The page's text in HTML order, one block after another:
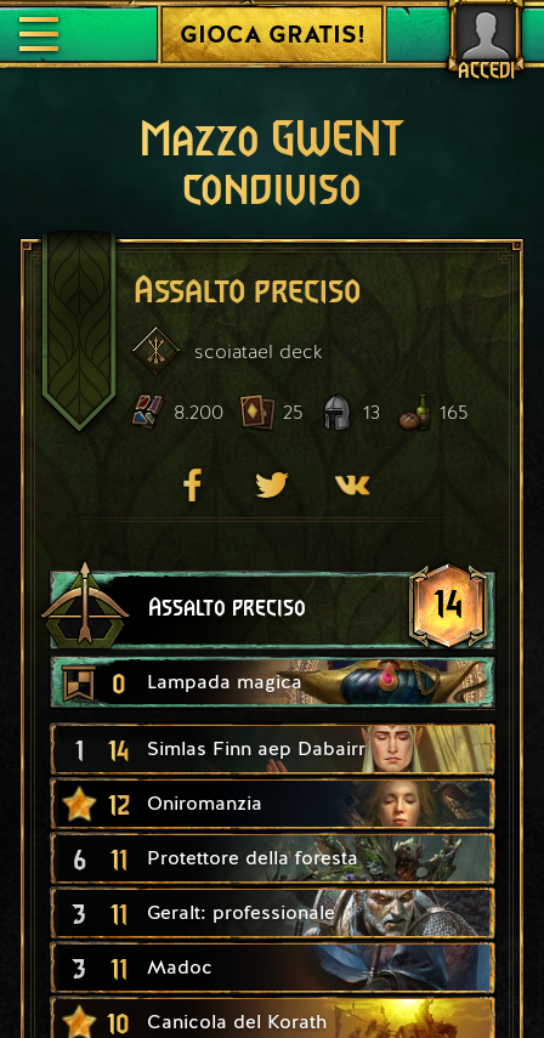
ACCEDI
GIOCA GRATIS!
Mazzo GWENT
condiviso
Assalto preciso
scoiatael deck
8.200 25 13 165
Assalto preciso 14
0 Lampada magica
1 14 Simlas Finn aep Dabairr
12 Oniromanzia
6 11 Protettore della foresta
3 11 Geralt: professionale
3 11 Madoc
10 Canicola del Korath